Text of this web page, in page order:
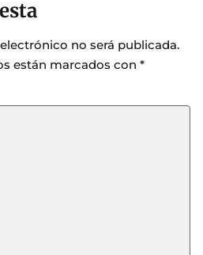
no será publicada.
están marcados con *